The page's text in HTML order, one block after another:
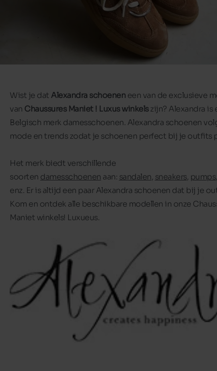
Wist je dat Alexandra schoenen een van de exclusieve
van Chaussures Maniet ! Luxus winkelszijn? Alexandra is
Belgisch merk damesschoenen. Alexandra schoenen
mode en trends zodat je schoenen perfect bij je outfits
Het merk biedt verschillende
soorten damesschoenen aan: sandalen, sneakers, pumps
enz. Er is altijd een paar Alexandra schoenen dat bij je
Kom en ontdek alle beschikbare modellen in onze
Maniet winkels! Luxueus.